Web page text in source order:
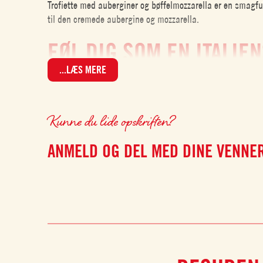
Trofiette med auberginer og bøffelmozzarella er en
til den cremede aubergine og mozzarella.
FØL DIG SOM EN
Med denne ret kan du føle dig som en ægte italiensk kok
EN PERFEKTE
Nøglen til denne ret er balancen mellem smagene –
...LÆS MERE
Kunne du lide opskriften?
ANMELD OG DEL MED DINE